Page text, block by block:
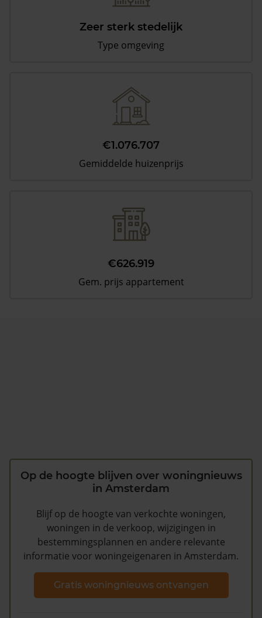
Zeer sterk stedelijk
Type omgeving
€1.076.707
Gemiddelde huizenprijs
€626.919
Gem. prijs appartement
Op de hoogte blijven over woningnieuws
in Amsterdam
Blijf op de hoogte van verkochte woningen,
woningen in de verkoop, wijzigingen in
bestemmingsplannen en andere relevante
informatie voor woningeigenaren in Amsterdam.
Gratis woningnieuws ontvangen